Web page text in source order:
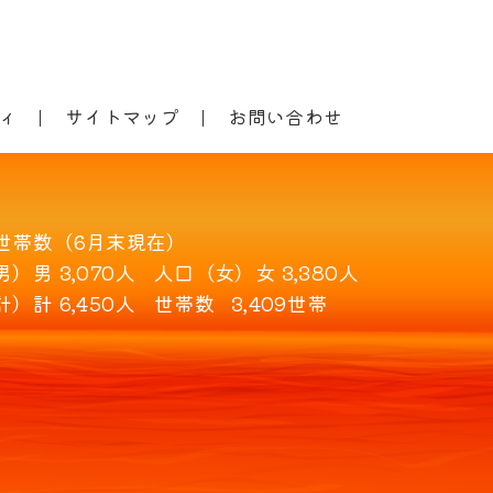
サイトマップ お問い合わせ
帯数（6月末現在）
男 3,070人 人口（女） 女 3,380人
計 6,450人 世帯数 3,409世帯